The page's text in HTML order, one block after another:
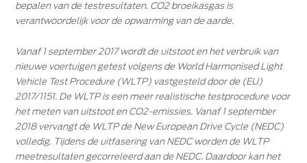
bepalen van de testresultaten. CO2 broeikasgas is
verantwoordelijk voor de opwarming van de aarde.
Vanaf 1 september 2017 wordt de uitstoot en het verbruik van
nieuwe voertuigen getest volgens de World Harmonised Light
Vehicle Test Procedure (WLTP) vastgesteld door de (EU)
2017/1151. De WLTP is een meer realistische testprocedure voor
het meten van uitstoot en CO2-emissies. Vanaf 1 september
2018 vervangt de WLTP de New European Drive Cycle (NEDC)
volledig. Tijdens de uitfasering van NEDC worden de WLTP
meetresultaten gecorreleerd aan de NEDC. Daardoor kan het